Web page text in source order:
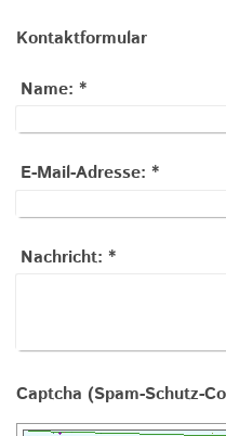
Kontaktformular
Name: *
E-Mail-Adresse: *
Nachricht: *